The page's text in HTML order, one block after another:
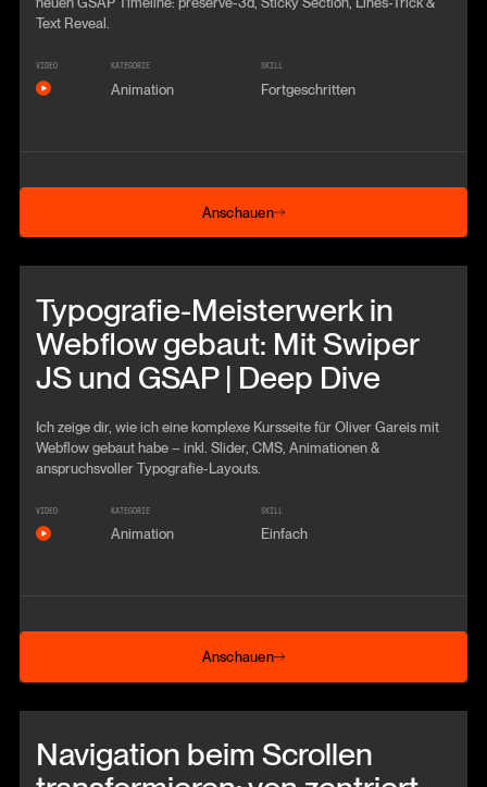
Text Reveal.
VIDEO KATEGORIE
Animation
SKILL
Fortgeschritten
Anschauen
Anschauen
Typografie-Meisterwerk in
Webflow gebaut: Mit Swiper
JS und GSAP | Deep Dive
Ich zeige dir, wie ich eine komplexe Kursseite für Oliver Gareis mit
Webflow gebaut habe – inkl. Slider, CMS, Animationen &
anspruchsvoller Typografie-Layouts.
VIDEO KATEGORIE
Animation
SKILL
Einfach
Anschauen
Anschauen
Navigation beim Scrollen